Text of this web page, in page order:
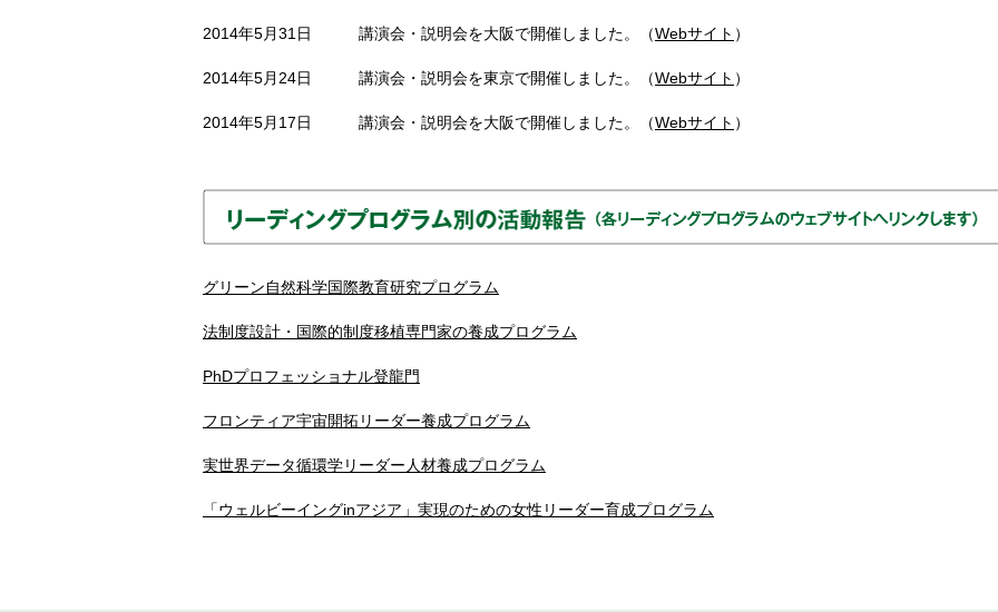
2014年5月31日 講演会・説明会を大阪で開催しました。（Webサイト ）
2014年5月24日 講演会・説明会を東京で開催しました。（Webサイト ）
2014年5月17日 講演会・説明会を大阪で開催しました。（Webサイト ）
グリーン自然科学国際教育研究プログラム
法制度設計・国際的制度移植専門家の養成プログラム
PhDプロフェッショナル登龍門
フロンティア宇宙開拓リーダー養成プログラム
実世界データ循環学リーダー人材養成プログラム
「ウェルビーイングinアジア」実現のための女性リーダー育成プログラム